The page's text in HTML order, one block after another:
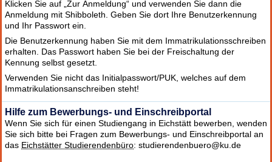
Klicken Sie auf „Zur Anmeldung“ und verwenden Sie dann die
Anmeldung mit Shibboleth. Geben Sie dort Ihre Benutzerkennung
und Ihr Passwort ein.
Die Benutzerkennung haben Sie mit dem Immatrikulationsschreiben
erhalten. Das Passwort haben Sie bei der Freischaltung der
Kennung selbst gesetzt.
Verwenden Sie nicht das Initialpasswort/PUK, welches auf dem
Immatrikulationsanschreiben steht!
Hilfe zum Bewerbungs- und Einschreibportal
Wenn Sie sich für einen Studiengang in Eichstätt bewerben, wenden
Sie sich bitte bei Fragen zum Bewerbungs- und Einschreibportal an
das Eichstätter Studierendenbüro: studierendenbuero@ku.de